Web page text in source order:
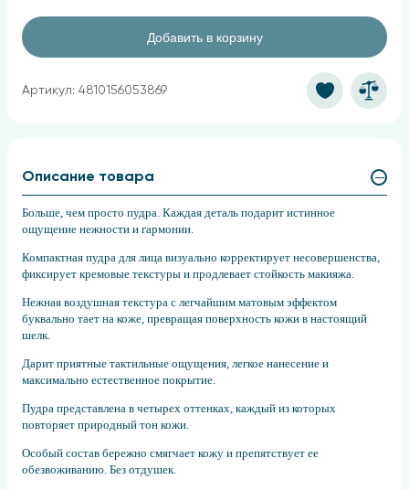
Добавить в корзину
Артикул: 4810156053869
Описание товара
Больше, чем просто пудра. Каждая деталь подарит истинное
ощущение нежности и гармонии.
Компактная пудра для лица визуально корректирует несовершенства,
фиксирует кремовые текстуры и продлевает стойкость макияжа.
Нежная воздушная текстура с легчайшим матовым эффектом
буквально тает на коже, превращая поверхность кожи в настоящий
шелк.
Дарит приятные тактильные ощущения, легкое нанесение и
максимально естественное покрытие.
Пудра представлена в четырех оттенках, каждый из которых
повторяет природный тон кожи.
Особый состав бережно смягчает кожу и препятствует ее
обезвоживанию. Без отдушек.